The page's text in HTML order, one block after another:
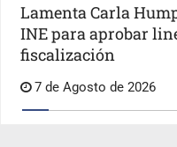
Lamenta Carla
INE para aprobar
fiscalización
7 de Agosto de 2026